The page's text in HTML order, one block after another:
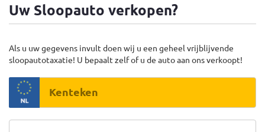
Uw Sloopauto verkopen?
Als u uw gegevens invult doen wij u een geheel vrijblijvende
sloopautotaxatie! U bepaalt zelf of u de auto aan ons verkoopt!